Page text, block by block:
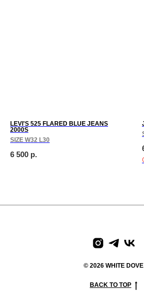
LEVI'S 525 FLARED BLUE JEANS
2000S
SIZE W32 L30
6 500 р.
We create digital spaces We
© 2026 WHITE DOVE
BACK TO TOP